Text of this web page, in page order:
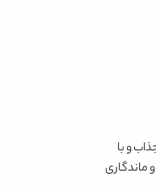
و با
ماندگاری